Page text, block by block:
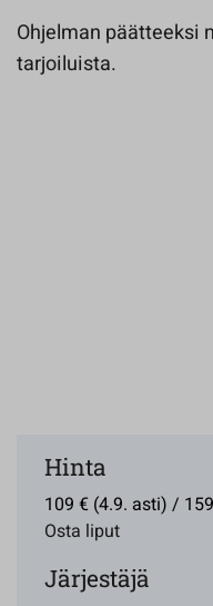
Ohjelman päätteeksi
tarjoiluista.
Hinta
109 € (4.9. asti) /
Osta liput
Järjestäjä